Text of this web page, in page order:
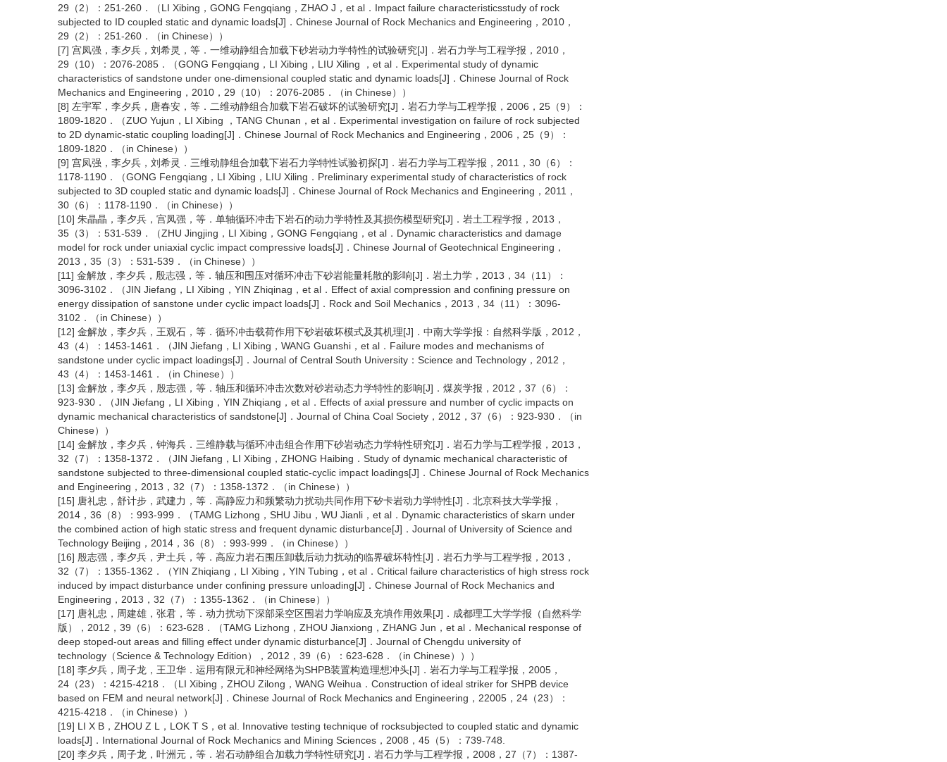
29（2）：251-260．（LI Xibing，GONG Fengqiang，ZHAO J，et al．Impact failure characteristicsstudy of rock
subjected to ID coupled static and dynamic loads[J]．Chinese Journal of Rock Mechanics and Engineering，2010，
29（2）：251-260．（in Chinese））
[7] 宫凤强，李夕兵，刘希灵，等．一维动静组合加载下砂岩动力学特性的试验研究[J]．岩石力学与工程学报，2010，
29（10）：2076-2085．（GONG Fengqiang，LI Xibing，LIU Xiling ，et al．Experimental study of dynamic
characteristics of sandstone under one-dimensional coupled static and dynamic loads[J]．Chinese Journal of Rock
Mechanics and Engineering，2010，29（10）：2076-2085．（in Chinese））
[8] 左宇军，李夕兵，唐春安，等．二维动静组合加载下岩石破坏的试验研究[J]．岩石力学与工程学报，2006，25（9）：
1809-1820．（ZUO Yujun，LI Xibing ，TANG Chunan，et al．Experimental investigation on failure of rock subjected
to 2D dynamic-static coupling loading[J]．Chinese Journal of Rock Mechanics and Engineering，2006，25（9）：
1809-1820．（in Chinese））
[9] 宫凤强，李夕兵，刘希灵．三维动静组合加载下岩石力学特性试验初探[J]．岩石力学与工程学报，2011，30（6）：
1178-1190．（GONG Fengqiang，LI Xibing，LIU Xiling．Preliminary experimental study of characteristics of rock
subjected to 3D coupled static and dynamic loads[J]．Chinese Journal of Rock Mechanics and Engineering，2011，
30（6）：1178-1190．（in Chinese））
[10] 朱晶晶，李夕兵，宫凤强，等．单轴循环冲击下岩石的动力学特性及其损伤模型研究[J]．岩土工程学报，2013，
35（3）：531-539．（ZHU Jingjing，LI Xibing，GONG Fengqiang，et al．Dynamic characteristics and damage
model for rock under uniaxial cyclic impact compressive loads[J]．Chinese Journal of Geotechnical Engineering，
2013，35（3）：531-539．（in Chinese））
[11] 金解放，李夕兵，殷志强，等．轴压和围压对循环冲击下砂岩能量耗散的影响[J]．岩土力学，2013，34（11）：
3096-3102．（JIN Jiefang，LI Xibing，YIN Zhiqinag，et al．Effect of axial compression and confining pressure on
energy dissipation of sanstone under cyclic impact loads[J]．Rock and Soil Mechanics，2013，34（11）：3096-
3102．（in Chinese））
[12] 金解放，李夕兵，王观石，等．循环冲击载荷作用下砂岩破坏模式及其机理[J]．中南大学学报：自然科学版，2012，
43（4）：1453-1461．（JIN Jiefang，LI Xibing，WANG Guanshi，et al．Failure modes and mechanisms of
sandstone under cyclic impact loadings[J]．Journal of Central South University：Science and Technology，2012，
43（4）：1453-1461．（in Chinese））
[13] 金解放，李夕兵，殷志强，等．轴压和循环冲击次数对砂岩动态力学特性的影响[J]．煤炭学报，2012，37（6）：
923-930．（JIN Jiefang，LI Xibing，YIN Zhiqiang，et al．Effects of axial pressure and number of cyclic impacts on
dynamic mechanical characteristics of sandstone[J]．Journal of China Coal Society，2012，37（6）：923-930．（in
Chinese））
[14] 金解放，李夕兵，钟海兵．三维静载与循环冲击组合作用下砂岩动态力学特性研究[J]．岩石力学与工程学报，2013，
32（7）：1358-1372．（JIN Jiefang，LI Xibing，ZHONG Haibing．Study of dynamic mechanical characteristic of
sandstone subjected to three-dimensional coupled static-cyclic impact loadings[J]．Chinese Journal of Rock Mechanics
and Engineering，2013，32（7）：1358-1372．（in Chinese））
[15] 唐礼忠，舒计步，武建力，等．高静应力和频繁动力扰动共同作用下矽卡岩动力学特性[J]．北京科技大学学报，
2014，36（8）：993-999．（TAMG Lizhong，SHU Jibu，WU Jianli，et al．Dynamic characteristics of skarn under
the combined action of high static stress and frequent dynamic disturbance[J]．Journal of University of Science and
Technology Beijing，2014，36（8）：993-999．（in Chinese））
[16] 殷志强，李夕兵，尹土兵，等．高应力岩石围压卸载后动力扰动的临界破坏特性[J]．岩石力学与工程学报，2013，
32（7）：1355-1362．（YIN Zhiqiang，LI Xibing，YIN Tubing，et al．Critical failure characteristics of high stress rock
induced by impact disturbance under confining pressure unloading[J]．Chinese Journal of Rock Mechanics and
Engineering，2013，32（7）：1355-1362．（in Chinese））
[17] 唐礼忠，周建雄，张君，等．动力扰动下深部采空区围岩力学响应及充填作用效果[J]．成都理工大学学报（自然科学
版），2012，39（6）：623-628．（TAMG Lizhong，ZHOU Jianxiong，ZHANG Jun，et al．Mechanical response of
deep stoped-out areas and filling effect under dynamic disturbance[J]．Journal of Chengdu university of
technology（Science & Technology Edition），2012，39（6）：623-628．（in Chinese）））
[18] 李夕兵，周子龙，王卫华．运用有限元和神经网络为SHPB装置构造理想冲头[J]．岩石力学与工程学报，2005，
24（23）：4215-4218．（LI Xibing，ZHOU Zilong，WANG Weihua．Construction of ideal striker for SHPB device
based on FEM and neural network[J]．Chinese Journal of Rock Mechanics and Engineering，22005，24（23）：
4215-4218．（in Chinese））
[19] LI X B，ZHOU Z L，LOK T S，et al. Innovative testing technique of rocksubjected to coupled static and dynamic
loads[J]．International Journal of Rock Mechanics and Mining Sciences，2008，45（5）：739-748.
[20] 李夕兵，周子龙，叶洲元，等．岩石动静组合加载力学特性研究[J]．岩石力学与工程学报，2008，27（7）：1387-